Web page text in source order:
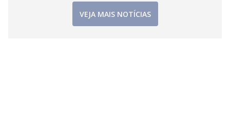
VEJA MAIS NOTÍCIAS